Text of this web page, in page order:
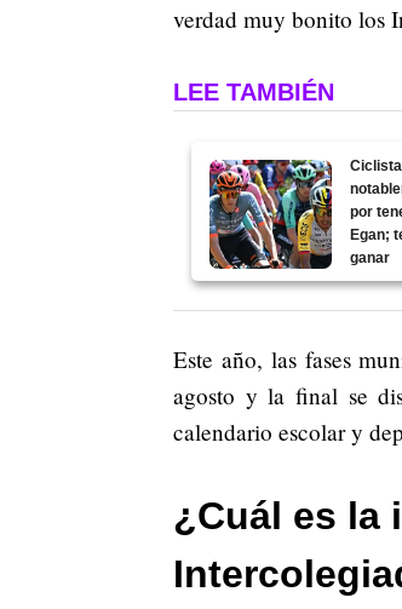
verdad muy bonito los
LEE TAMBIÉN
por
Egan;
ganar
Este año, las fases
agosto y la final se
calendario escolar y
¿Cuál es la